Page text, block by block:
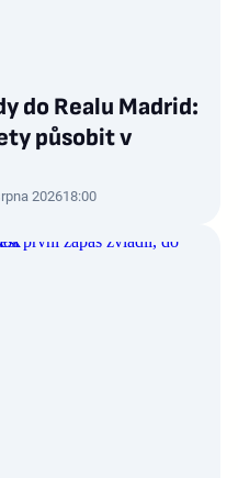
do Realu Madrid:
působit v
202618:00